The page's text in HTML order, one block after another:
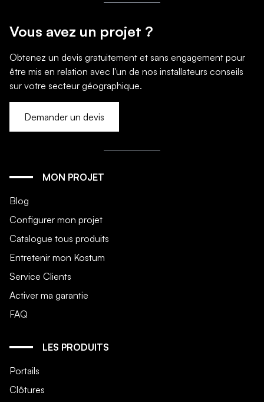
Vous avez un projet ?
Obtenez un devis gratuitement et sans engagement pour
être mis en relation avec l'un de nos installateurs conseils
sur votre secteur géographique.
Demander un devis
MON PROJET
Blog
Configurer mon projet
Catalogue tous produits
Entretenir mon Kostum
Service Clients
Activer ma garantie
FAQ
LES PRODUITS
Portails
Clôtures